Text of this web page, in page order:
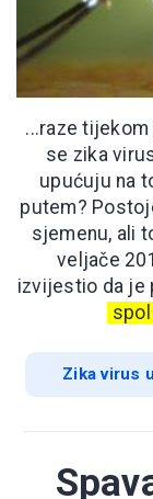
...raze
se zika
upućuju na
putem?
sjemenu, ali
veljače
izvijestio da je
spol
Zika virus